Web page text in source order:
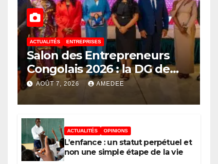
ACTUALITÉS ENTREPRISES
Salon des Entrepreneurs
Congolais 2026 : la DG de
l’ANAPI Rachel PUNGU
mobilise les investisseurs
RDC, destination phare de
l’investissement en Afrique
AOÛT 7, 2026 AMEDEE
ACTUALITÉS OPINIONS
L’enfance : un statut perpétuel et
non une simple étape de la vie